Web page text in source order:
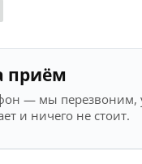
приём
— мы перезвоним,
и ничего не стоит.